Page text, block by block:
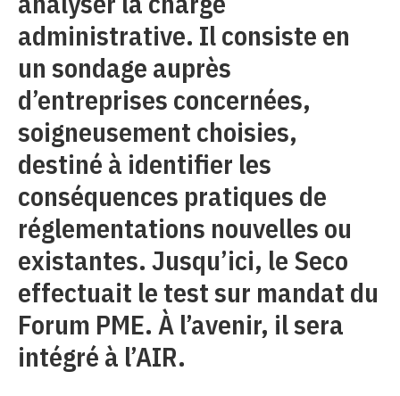
administrative. Il consiste en
un sondage auprès
d’entreprises concernées,
soigneusement choisies,
destiné à identifier les
conséquences pratiques de
réglementations nouvelles ou
existantes. Jusqu’ici, le Seco
effectuait le test sur mandat du
Forum PME. À l’avenir, il sera
intégré à l’AIR.